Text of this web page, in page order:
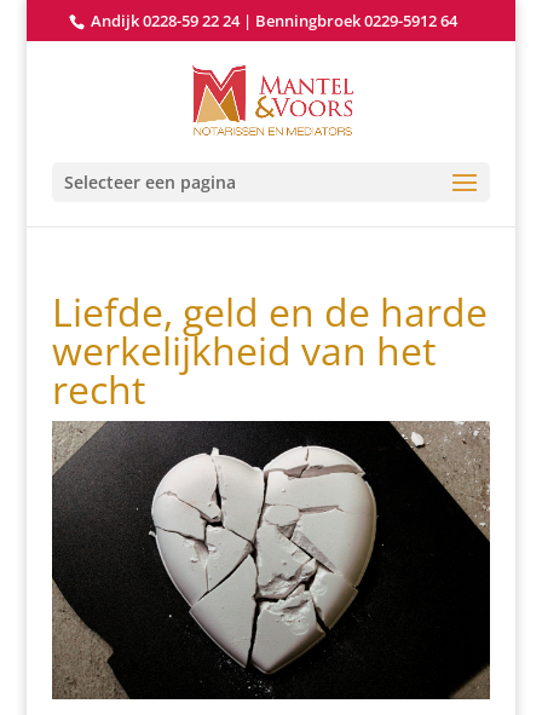
Andijk 0228-59 22 24| Benningbroek 0229-5912 64
Selecteer een pagina
Liefde, geld en de harde
werkelijkheid van het
recht